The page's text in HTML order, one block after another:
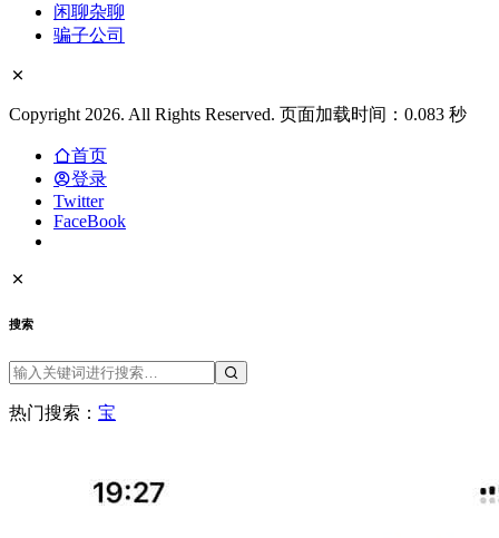
闲聊杂聊
骗子公司
Copyright 2026. All Rights Reserved. 页面加载时间：0.083 秒
首页
登录
Twitter
FaceBook
搜索
热门搜索： 宝